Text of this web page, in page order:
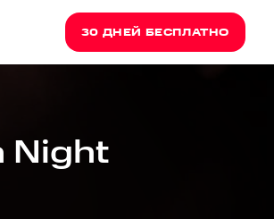
30 ДНЕЙ БЕСПЛАТНО
Night